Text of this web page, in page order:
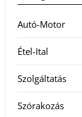
Autó-Motor
Étel-Ital
Szolgáltatás
Szórakozás